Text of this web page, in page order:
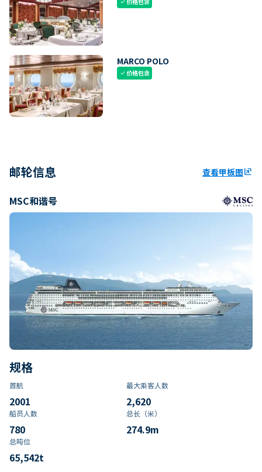
check
MARCO POLO
check价格包含
邮轮信息 查看甲板图ungroup
MSC和谐号
规格
首航
2001
最大乘客人数
2,620
船员人数
780
总长（米）
274.9m
总吨位
65,542t